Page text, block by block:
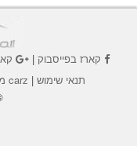
קארז בפייסבוק|
תנאי שימוש | carz מעודד טבעונות